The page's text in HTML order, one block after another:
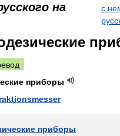
на
с
приборы
приборы